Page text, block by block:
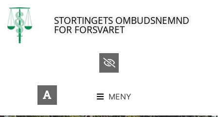
STORTINGETS OMBUDSNEMND
FOR FORSVARET
MENY